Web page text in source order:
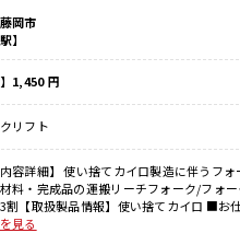
収入アップ≫
で、
♪
自由な雰囲気の職場≫
なければ基本的に自由！
制服アリ≫
解消♪
指せる≫
遣のお仕事です！
岡市
】
】1,450 円
リフト
内容詳細】 使い捨てカイロ製造に伴うフォ
料・完成品の運搬リーチフォーク/フォ
【取扱製品情報】使い捨てカイロ ■お仕事PR ≪経
中≫ これまでの経験を活かしませんか？
見る